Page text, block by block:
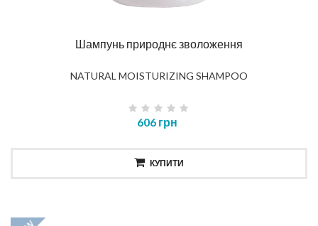
Шампунь природнє зволоження
NATURAL MOISTURIZING SHAMPOO
606 грн
КУПИТИ